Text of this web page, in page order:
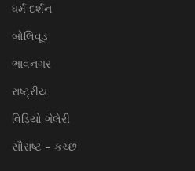
ધર્મ દર્શન
બોલિવૂડ
ભાવનગર
રાષ્ટ્રીય
વિડિયો ગેલેરી
સૌરાષ્ટ – કચ્છ